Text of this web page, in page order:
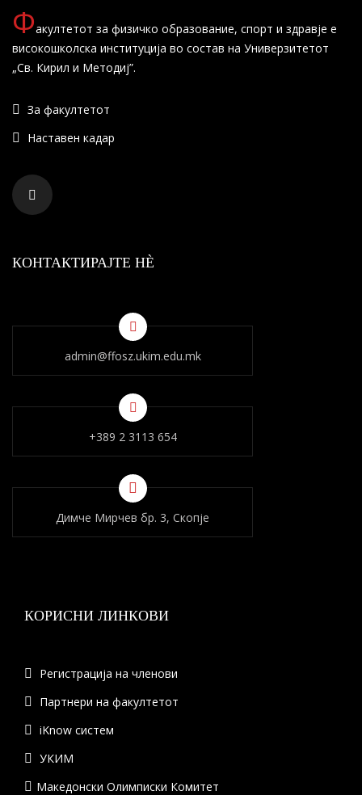
Факултетот за физичко образование, спорт и здравје е
високошколска институција во состав на Универзитетот
„Св. Кирил и Методиј”.
За факултетот
Наставен кадар
КОНТАКТИРАЈТЕ НÈ
admin@ffosz.ukim.edu.mk
+389 2 3113 654
Димче Мирчев бр. 3, Скопје
КОРИСНИ ЛИНКОВИ
Регистрација на членови
Партнери на факултетот
iKnow систем
УКИМ
Македонски Олимписки Комитет